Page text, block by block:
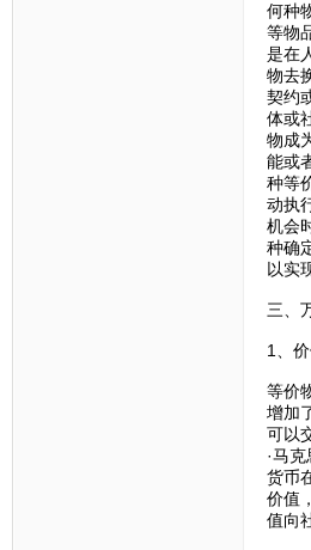
何种
等物
是在
物去
契约
体或
物成
能或
种等
动执
机会
种确
以实
三、
1、
等价
增加
可以
·马
货币
价值
值向